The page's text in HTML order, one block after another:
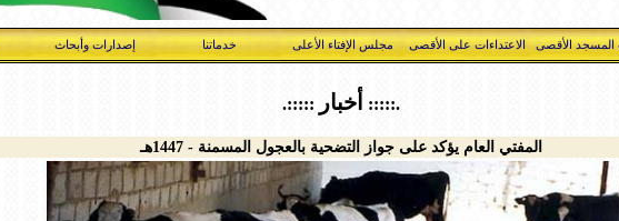
الأقصى الاعتداءات على الأقصى مجلس الإفتاء الأعلى خدماتنا إصدارات وأبحاث
.::::: أخبار :::::.
المفتي العام يؤكد على جواز التضحية بالعجول المسمنة - 1447هـ